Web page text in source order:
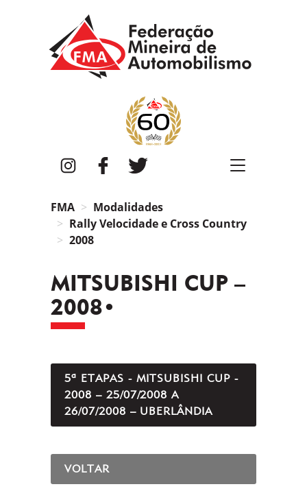
InstagramFacebook
FMA
Modalidades
Rally Velocidade e Cross Country
2008
MITSUBISHI CUP –
2008•
5ª ETAPAS - MITSUBISHI CUP -
2008 – 25/07/2008 A
26/07/2008 – UBERLÂNDIA
VOLTAR